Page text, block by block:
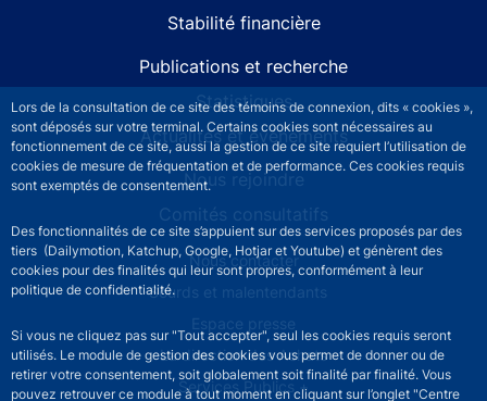
Lors de la consultation de ce site des témoins de connexion, dits « cookies »,
sont déposés sur votre terminal. Certains cookies sont nécessaires au
fonctionnement de ce site, aussi la gestion de ce site requiert l’utilisation de
cookies de mesure de fréquentation et de performance. Ces cookies requis
sont exemptés de consentement.
Des fonctionnalités de ce site s’appuient sur des services proposés par des
tiers (Dailymotion, Katchup, Google, Hotjar et Youtube) et génèrent des
cookies pour des finalités qui leur sont propres, conformément à leur
politique de confidentialité.
Si vous ne cliquez pas sur "Tout accepter", seul les cookies requis seront
utilisés. Le module de gestion des cookies vous permet de donner ou de
retirer votre consentement, soit globalement soit finalité par finalité. Vous
pouvez retrouver ce module à tout moment en cliquant sur l’onglet "Centre
Stabilité financière
Publications et recherche
Statistiques
Actualités et événements
Nous rejoindre
Comités consultatifs
Footer secondary menuNous contacter
Sourds et malentendants
Espace presse
La direction des Achats
Services Publics +